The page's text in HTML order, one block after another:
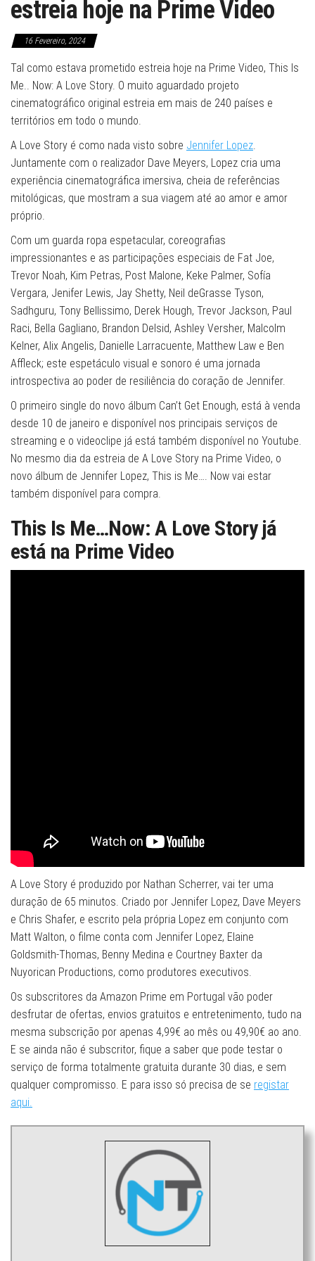
estreia hoje na Prime Video
16 Fevereiro, 2024
Tal como estava prometido estreia hoje na Prime Video, This Is
Me.. Now: A Love Story. O muito aguardado projeto
cinematográfico original estreia em mais de 240 países e
territórios em todo o mundo.
A Love Story é como nada visto sobre Jennifer Lopez.
Juntamente com o realizador Dave Meyers, Lopez cria uma
experiência cinematográfica imersiva, cheia de referências
mitológicas, que mostram a sua viagem até ao amor e amor
próprio.
Com um guarda ropa espetacular, coreografias
impressionantes e as participações especiais de Fat Joe,
Trevor Noah, Kim Petras, Post Malone, Keke Palmer, Sofía
Vergara, Jenifer Lewis, Jay Shetty, Neil deGrasse Tyson,
Sadhguru, Tony Bellissimo, Derek Hough, Trevor Jackson, Paul
Raci, Bella Gagliano, Brandon Delsid, Ashley Versher, Malcolm
Kelner, Alix Angelis, Danielle Larracuente, Matthew Law e Ben
Affleck; este espetáculo visual e sonoro é uma jornada
introspectiva ao poder de resiliência do coração de Jennifer.
O primeiro single do novo álbum Can’t Get Enough, está à venda
desde 10 de janeiro e disponível nos principais serviços de
streaming e o videoclipe já está também disponível no Youtube.
No mesmo dia da estreia de A Love Story na Prime Video, o
novo álbum de Jennifer Lopez, This is Me…. Now vai estar
também disponível para compra.
This Is Me…Now: A Love Story já
está na Prime Video
A Love Story é produzido por Nathan Scherrer, vai ter uma
duração de 65 minutos. Criado por Jennifer Lopez, Dave Meyers
e Chris Shafer, e escrito pela própria Lopez em conjunto com
Matt Walton, o filme conta com Jennifer Lopez, Elaine
Goldsmith-Thomas, Benny Medina e Courtney Baxter da
Nuyorican Productions, como produtores executivos.
Os subscritores da Amazon Prime em Portugal vão poder
desfrutar de ofertas, envios gratuitos e entretenimento, tudo na
mesma subscrição por apenas 4,99€ ao mês ou 49,90€ ao ano.
E se ainda não é subscritor, fique a saber que pode testar o
serviço de forma totalmente gratuita durante 30 dias, e sem
qualquer compromisso. E para isso só precisa de se registar
aqui.